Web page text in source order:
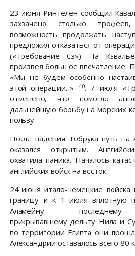
23 июня Ринтелен сообщил
захвачено столько
возможность продолжать
предложил отказаться от
(«Требование Сз»). На
произвел большое впечатление.
«Мы не будем особенно
этой операции...»
40. 7 июля
отменено, что помогло
дальнейшую борьбу на морских
пользу.
После падения Тобрука путь на
оказался открытым.
охватила паника. Началось
английских войск на восток.
24 июня итало-немецкие войска
границу и к 1 июля вплотную
Аламейну — последнему
прикрывавшему дельту Нила и
по территории Египта они
Александрии оставалось всего 80